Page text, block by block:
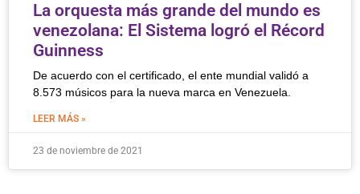
La orquesta más grande del mundo es
venezolana: El Sistema logró el Récord
Guinness
De acuerdo con el certificado, el ente mundial validó a
8.573 músicos para la nueva marca en Venezuela.
LEER MÁS »
23 de noviembre de 2021